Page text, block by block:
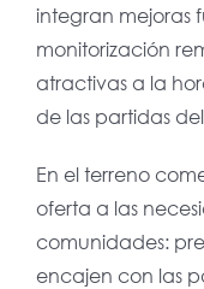
integran mejoras
monitorización
atractivas a la
de las partidas
En el terreno
oferta a las
comunidades:
encajen con las